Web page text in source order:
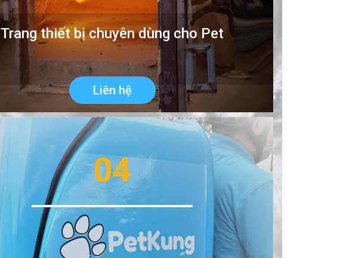
Trang thiết bị chuyên dùng cho Pet
Liên hệ
04